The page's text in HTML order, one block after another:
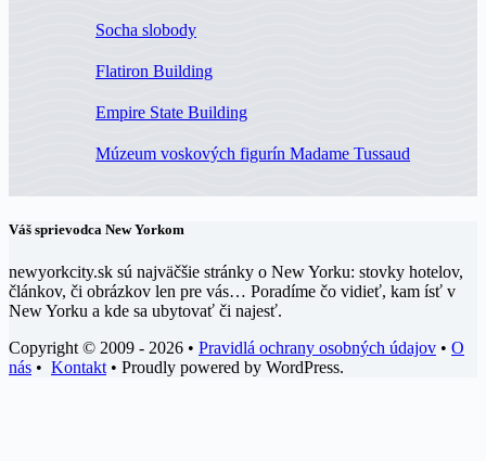
Socha slobody
Flatiron Building
Empire State Building
Múzeum voskových figurín Madame Tussaud
Váš sprievodca New Yorkom
newyorkcity.sk sú najväčšie stránky o New Yorku: stovky hotelov,
článkov, či obrázkov len pre vás… Poradíme čo vidieť, kam ísť v
New Yorku a kde sa ubytovať či najesť.
Copyright © 2009 - 2026 • Pravidlá ochrany osobných údajov • O
nás • Kontakt • Proudly powered by WordPress.